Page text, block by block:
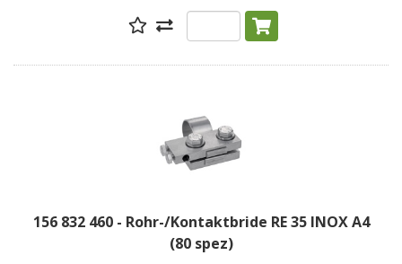
156 832 460 - Rohr-/Kontaktbride RE 35 INOX A4
(80 spez)